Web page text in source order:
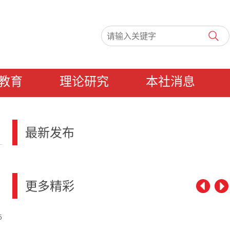
育 理论研究 本社消息
最新发布
更多精彩